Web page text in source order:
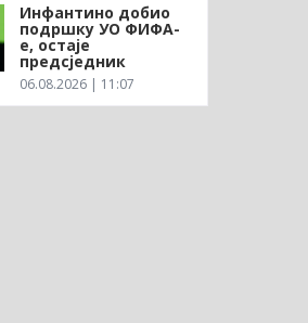
Инфантино добио
подршку УО ФИФА-
е, остаје
предсједник
06.08.2026 | 11:07